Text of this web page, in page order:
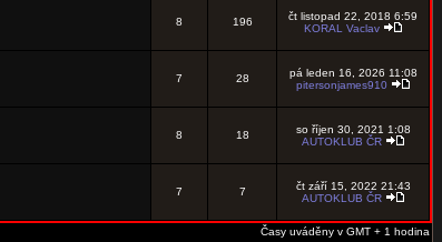
8 196
čt listopad 22, 2018 6:59
KORAL Vaclav
7 28
pá leden 16, 2026 11:08
pitersonjames910
8 18
so říjen 30, 2021 1:08
AUTOKLUB ČR
7 7
čt září 15, 2022 21:43
AUTOKLUB ČR
Časy uváděny v GMT + 1 hodina